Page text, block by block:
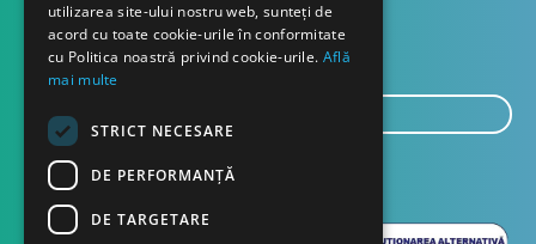
About us
Blog
mail...
SEND
utilizarea site-ului nostru web, sunteți de
acord cu toate cookie-urile în conformitate
cu Politica noastră privind cookie-urile. Află
mai multe
STRICT NECESARE
DE PERFORMANȚĂ
DE TARGETARE